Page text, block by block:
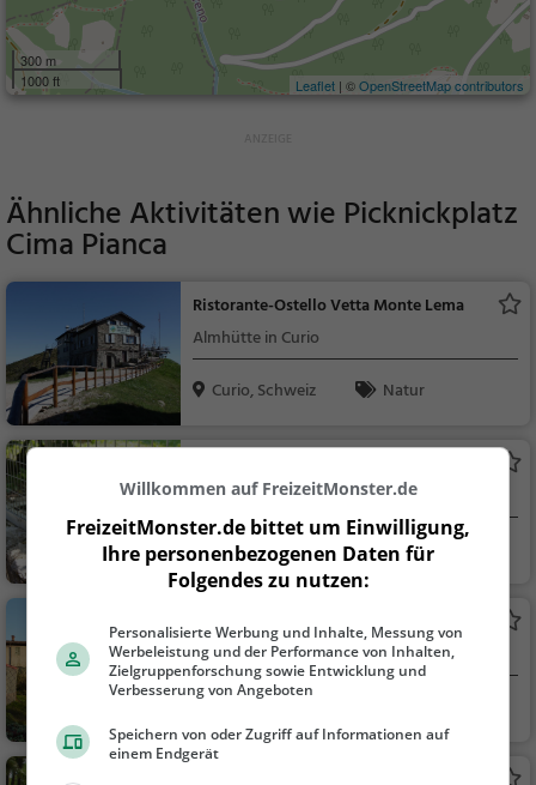
300 m
1000 ft
Leaflet | ©OpenStreetMap contributors
Ähnliche Aktivitäten wie Picknickplatz
Cima Pianca
Ristorante-Ostello Vetta Monte Lema
Almhütte in Curio
Curio, Schweiz
Natur
Zoo in Neggio
Neggio, Schweiz
Familie & Kinder,
Natur
Castello di S. Giorgio
Adelssitz in Magliaso
Magliaso, Schweiz
Sehenswürdigkeit
Willkommen auf FreizeitMonster.de
FreizeitMonster.de bittet um Einwilligung,
Ihre personenbezogenen Daten für
Folgendes zu nutzen:
Personalisierte Werbung und Inhalte, Messung von
Werbeleistung und der Performance von Inhalten,
Zielgruppenforschung sowie Entwicklung und
Verbesserung von Angeboten
Speichern von oder Zugriff auf Informationen auf
einem Endgerät